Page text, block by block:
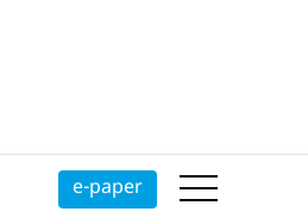
e-paper